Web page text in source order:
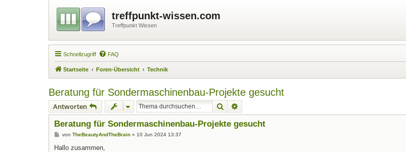
treffpunkt-wissen.com
Treffpunkt Wissen
Schnellzugriff FAQ
Startseite Foren-Übersicht Technik
Beratung für Sondermaschinenbau-Projekte gesucht
Antworten Suche
Beratung für Sondermaschinenbau-Projekte gesucht
B
i
von TheBeautyAndTheBrain» 10 Jun 2024 13:37
Hallo zusammen,